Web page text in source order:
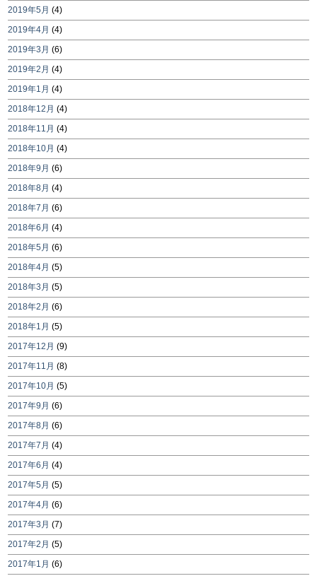
2019年5月 (4)
2019年4月 (4)
2019年3月 (6)
2019年2月 (4)
2019年1月 (4)
2018年12月 (4)
2018年11月 (4)
2018年10月 (4)
2018年9月 (6)
2018年8月 (4)
2018年7月 (6)
2018年6月 (4)
2018年5月 (6)
2018年4月 (5)
2018年3月 (5)
2018年2月 (6)
2018年1月 (5)
2017年12月 (9)
2017年11月 (8)
2017年10月 (5)
2017年9月 (6)
2017年8月 (6)
2017年7月 (4)
2017年6月 (4)
2017年5月 (5)
2017年4月 (6)
2017年3月 (7)
2017年2月 (5)
2017年1月 (6)